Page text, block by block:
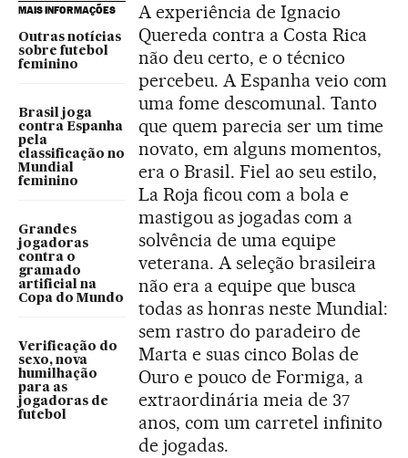
MAIS INFORMAÇÕES
Outras notícias
sobre futebol
feminino
Brasil joga
contra Espanha
pela
classificação no
Mundial
feminino
Grandes
jogadoras
contra o
gramado
artificial na
Copa do Mundo
Verificação do
sexo, nova
humilhação
para as
jogadoras de
futebol
A experiência de Ignacio
Quereda contra a Costa Rica
não deu certo, e o técnico
percebeu. A Espanha veio com
uma fome descomunal. Tanto
que quem parecia ser um time
novato, em alguns momentos,
era o Brasil. Fiel ao seu estilo,
La Roja ficou com a bola e
mastigou as jogadas com a
solvência de uma equipe
veterana. A seleção brasileira
não era a equipe que busca
todas as honras neste Mundial:
sem rastro do paradeiro de
Marta e suas cinco Bolas de
Ouro e pouco de Formiga, a
extraordinária meia de 37
anos, com um carretel infinito
de jogadas.